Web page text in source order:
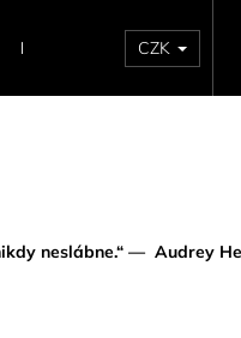
BESTSELLERY CZK
neslábne.“ — Audrey